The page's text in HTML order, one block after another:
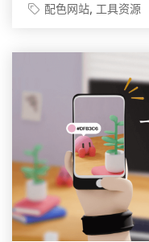
配色网站 工具资源